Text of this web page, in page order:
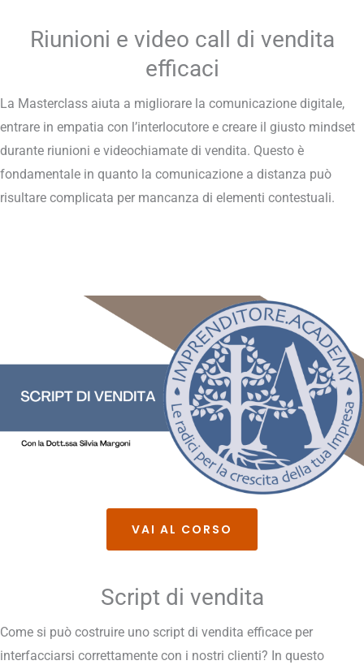
Riunioni e video call di vendita
efficaci
La Masterclass aiuta a migliorare la comunicazione digitale,
entrare in empatia con l’interlocutore e creare il giusto mindset
durante riunioni e videochiamate di vendita. Questo è
fondamentale in quanto la comunicazione a distanza può
risultare complicata per mancanza di elementi contestuali.
VAI AL CORSO
Script di vendita
Come si può costruire uno script di vendita efficace per
interfacciarsi correttamente con i nostri clienti? In questo